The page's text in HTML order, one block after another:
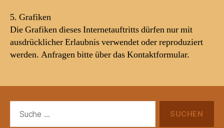
5. Grafiken
Die Grafiken dieses Internetauftritts dürfen nur mit
ausdrücklicher Erlaubnis verwendet oder reproduziert
werden. Anfragen bitte über das Kontaktformular.
nach: